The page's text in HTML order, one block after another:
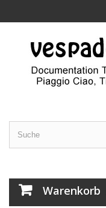
Warenkorb